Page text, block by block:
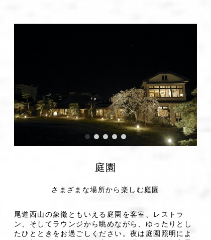
庭園
さまざまな場所から楽しむ庭園
尾道西山の象徴ともいえる庭園を客室、レストラ
ン、そしてラウンジから眺めながら、ゆったりとし
たひとときをお過ごしください。夜は庭園照明によ